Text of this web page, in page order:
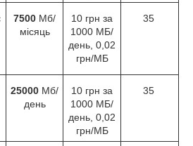
7500 Мб/
місяць
10 грн за
1000 МБ/
день, 0,02
грн/МБ
35
25000 Мб/
день
10 грн за
1000 МБ/
день, 0,02
грн/МБ
35